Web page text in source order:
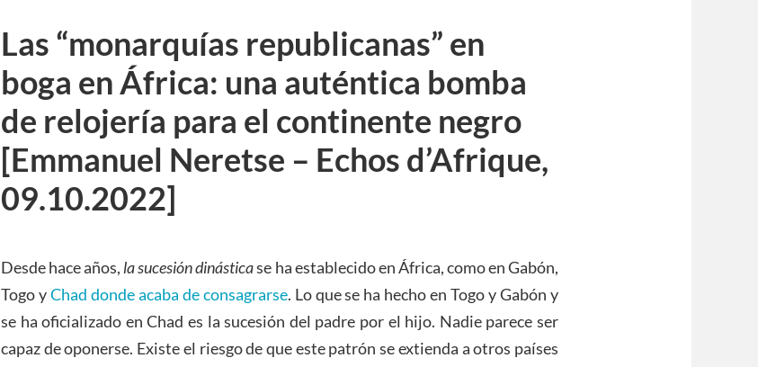
Las “monarquías republicanas” en
boga en África: una auténtica bomba
de relojería para el continente negro
[Emmanuel Neretse – Echos d’Afrique,
09.10.2022]
Desde hace años, la sucesión dinásticase ha establecido en África, como en Gabón,
Togo yChad donde acaba de consagrarse. Lo que se ha hecho en Togo y Gabón y
se ha oficializado en Chad es la sucesión del padre por el hijo. Nadie parece ser
capaz de oponerse. Existe el riesgo de que este patrón se extienda a otros países